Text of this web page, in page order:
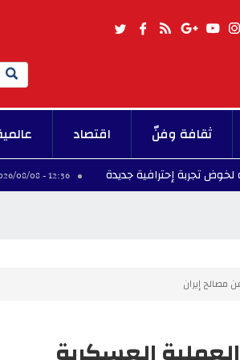
Search
ثقافة وفنّ اقتصاد
جديدة 12:36 - 2026/08/08 الهيئة
مصالح إيران